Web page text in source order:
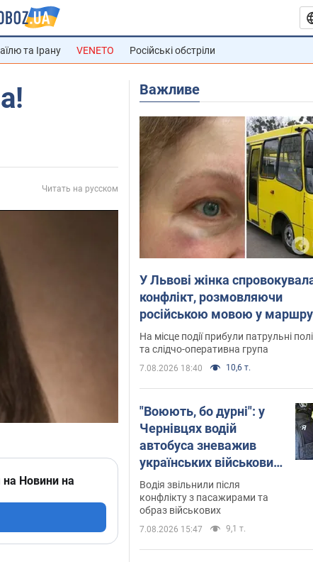
та Ірану VENETO Російські обстріли
Читать на русском
на Новини на
Важливе
У Львові жінка
конфлікт, розмовляючи
російською мовою у
поліція склала
Відео
На місце події прибули патрульні
та слідчо-оперативна група
7.08.2026 18:40 10,6 т.
"Воюють, бо дурні": у
Чернівцях водій
автобуса зневажив
українських військових
і поплатився. Відео
Водія звільнили після
конфлікту з пасажирами та
образ військових
7.08.2026 15:47 9,1 т.